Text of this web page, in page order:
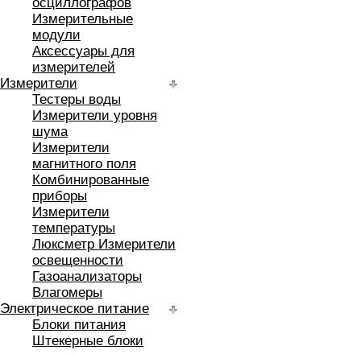
Измерительные
модули
Аксессуары для
измерителей
Измерители
Тестеры воды
Измерители уровня
шума
Измерители
магнитного поля
Комбинированные
приборы
Измерители
температуры
Люксметр Измерители
освещенности
Газоанализаторы
Влагомеры
Электрическое питание
Блоки питания
Штекерные блоки